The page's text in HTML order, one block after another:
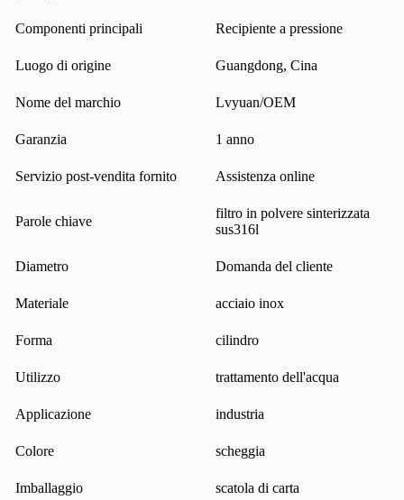
Componenti principali Recipiente a pressione
Luogo di origine Guangdong, Cina
Nome del marchio Lvyuan/OEM
Garanzia 1 anno
Servizio post-vendita fornito Assistenza online
Parole chiave
filtro in polvere sinterizzata
sus316l
Diametro Domanda del cliente
Materiale acciaio inox
Forma cilindro
Utilizzo trattamento dell'acqua
Applicazione industria
Colore scheggia
Imballaggio scatola di carta